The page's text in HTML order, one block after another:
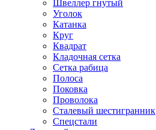
Швеллер гнутый
Уголок
Катанка
Круг
Квадрат
Кладочная сетка
Сетка рабица
Полоса
Поковка
Проволока
Сталевый шестигранник
Спецстали